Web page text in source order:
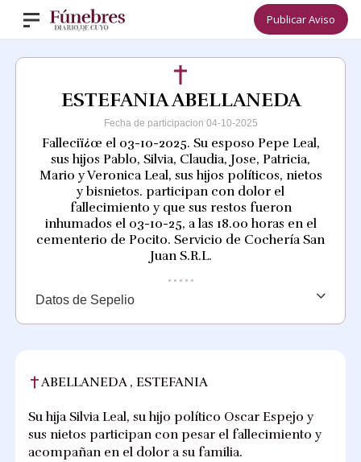
Publicar Aviso
ESTEFANIA ABELLANEDA
Fecha de participacion 04-10-2025
Falleciï¿œ el 03-10-2025. Su esposo Pepe Leal,
sus hijos Pablo, Silvia, Claudia, Jose, Patricia,
Mario y Veronica Leal, sus hijos políticos, nietos
y bisnietos. participan con dolor el
fallecimiento y que sus restos fueron
inhumados el 03-10-25, a las 18.00 horas en el
cementerio de Pocito. Servicio de Cochería San
Juan S.R.L.
Datos de Sepelio
ABELLANEDA , ESTEFANIA
Su hija Silvia Leal, su hijo político Oscar Espejo y
sus nietos participan con pesar el fallecimiento y
acompañan en el dolor a su familia.